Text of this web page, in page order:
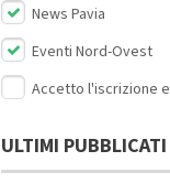
News Pavia
Eventi Nord-Ovest
Accetto l'iscrizione
ULTIMI PUBBLICATI